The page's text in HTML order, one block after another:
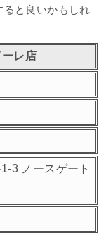
ると良いかもしれ
レ店
3 ノースゲート